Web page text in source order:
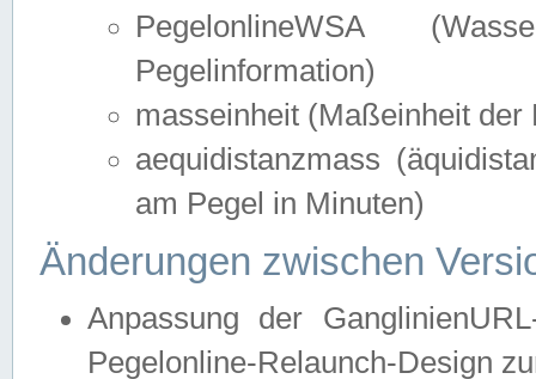
PegelonlineWSA
Pegelinformation)
masseinheit (Maßeinheit der
aequidistanzmass
am Pegel in Minuten)
Änderungen zwischen
Anpassung der
Pegelonline-Relaunch-Design